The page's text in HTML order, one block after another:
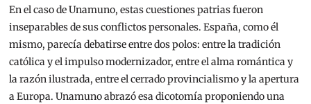
En el caso de Unamuno, estas cuestiones patrias fueron
inseparables de sus conflictos personales. España, como él
mismo, parecía debatirse entre dos polos: entre la tradición
católica y el impulso modernizador, entre el alma romántica y
la razón ilustrada, entre el cerrado provincialismo y la apertura
a Europa. Unamuno abrazó esa dicotomía proponiendo una